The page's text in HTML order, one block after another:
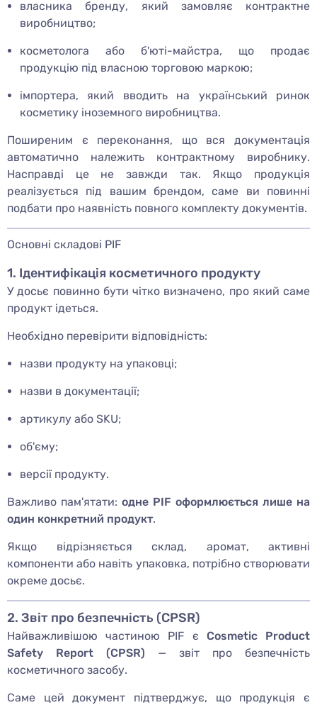
власника бренду, який замовляє контрактне
виробництво;
косметолога або б'юті-майстра, що продає
продукцію під власною торговою маркою;
імпортера, який вводить на український ринок
косметику іноземного виробництва.
Поширеним є переконання, що вся документація
автоматично належить контрактному виробнику.
Насправді це не завжди так. Якщо продукція
реалізується під вашим брендом, саме ви повинні
подбати про наявність повного комплекту документів.
Основні складові PIF
1. Ідентифікація косметичного продукту
У досьє повинно бути чітко визначено, про який саме
продукт ідеться.
Необхідно перевірити відповідність:
назви продукту на упаковці;
назви в документації;
артикулу або SKU;
об'єму;
версії продукту.
Важливо пам'ятати: одне PIF оформлюється лише на
один конкретний продукт.
Якщо відрізняється склад, аромат, активні
компоненти або навіть упаковка, потрібно створювати
окреме досьє.
2. Звіт про безпечність (CPSR)
Найважливішою частиною PIF є Cosmetic Product
Safety Report (CPSR) — звіт про безпечність
косметичного засобу.
Саме цей документ підтверджує, що продукція є